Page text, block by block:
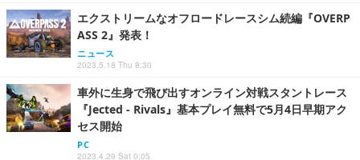
エクストリームなオフロードレースシム続編『OVERP
ASS 2』発表！
ニュース
2023.5.18 Thu 8:30
車外に生身で飛び出すオンライン対戦スタントレース
『Jected - Rivals』基本プレイ無料で5月4日早期アク
セス開始
PC
2023.4.29 Sat 0:05